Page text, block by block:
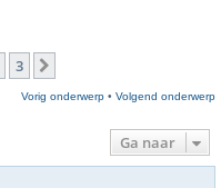
3
Vorig onderwerp • Volgend onderwerp
Ga naar